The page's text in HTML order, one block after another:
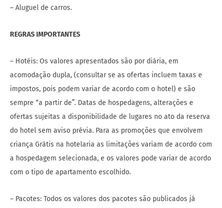
– Aluguel de carros.
REGRAS IMPORTANTES
– Hotéis: Os valores apresentados são por diária, em
acomodação dupla, (consultar se as ofertas incluem taxas e
impostos, pois podem variar de acordo com o hotel) e são
sempre “a partir de”. Datas de hospedagens, alterações e
ofertas sujeitas a disponibilidade de lugares no ato da reserva
do hotel sem aviso prévia. Para as promoções que envolvem
criança Grátis na hotelaria as limitações variam de acordo com
a hospedagem selecionada, e os valores pode variar de acordo
com o tipo de apartamento escolhido.
– Pacotes: Todos os valores dos pacotes são publicados já